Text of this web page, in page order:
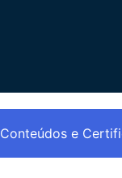
Conteúdos e